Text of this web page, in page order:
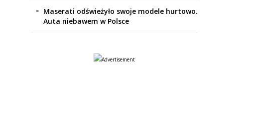
Maserati odświeżyło swoje modele hurtowo.
Auta niebawem w Polsce